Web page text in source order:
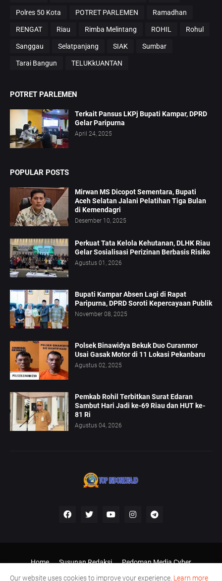
Polres 50 Kota POTRET PARLEMEN Ramadhan
RENGAT Riau Rimba Melintang ROHIL Rohul
Sanggau Selatpanjang SIAK Sumbar
Tarai Bangun TELUKkUANTAN
POTRET PARLEMEN
Terkait Pansus LKPj Bupati Kampar, DPRD
Gelar Paripurna
April 24, 2025
POPULAR POSTS
Mirwan MS Dicopot Sementara, Bupati
Aceh Selatan Jalani Pelatihan Tiga Bulan
di Kemendagri
Desember 10, 2025
Perkuat Tata Kelola Kehutanan, DLHK Riau
Gelar Sosialisasi Perizinan Berbasis Risiko
Agustus 01, 2026
Bupati Kampar Absen Lagi di Rapat
Paripurna, DPRD Soroti Kepercayaan Publik
November 08, 2025
Polsek Binawidya Bekuk Duo Curanmor
Usai Gasak Motor di 11 Lokasi Pekanbaru
Agustus 02, 2025
Pemkab Rohil Terbitkan Surat Edaran
Sambut Hari Jadi ke-69 Riau dan HUT ke-
81 Ri
Agustus 04, 2026
Home Susunan Redaksi
Pedoman Media Cyber
Disclaimer
Our website uses cookies to improve your experience. Learn more